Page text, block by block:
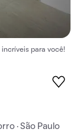
para você!
· São Paulo